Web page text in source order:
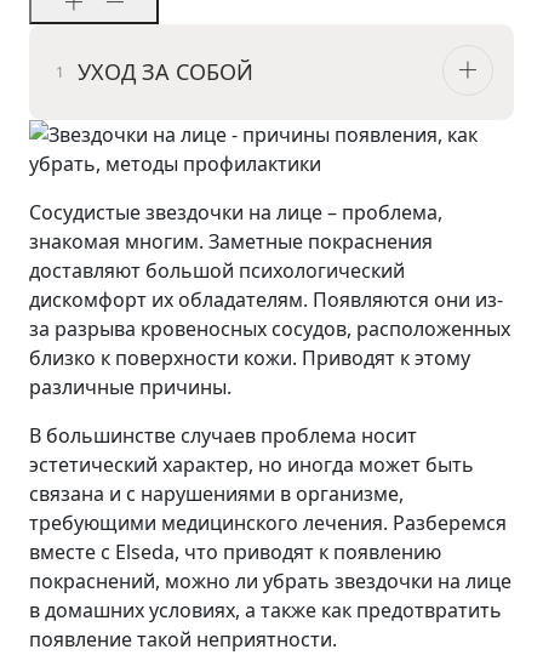
УХОД ЗА СОБОЙ
Сосудистые звездочки на лице – проблема,
знакомая многим. Заметные покраснения
доставляют большой психологический
дискомфорт их обладателям. Появляются они из-
за разрыва кровеносных сосудов, расположенных
близко к поверхности кожи. Приводят к этому
различные причины.
В большинстве случаев проблема носит
эстетический характер, но иногда может быть
связана и с нарушениями в организме,
требующими медицинского лечения. Разберемся
вместе с Elseda, что приводят к появлению
покраснений, можно ли убрать звездочки на лице
в домашних условиях, а также как предотвратить
появление такой неприятности.